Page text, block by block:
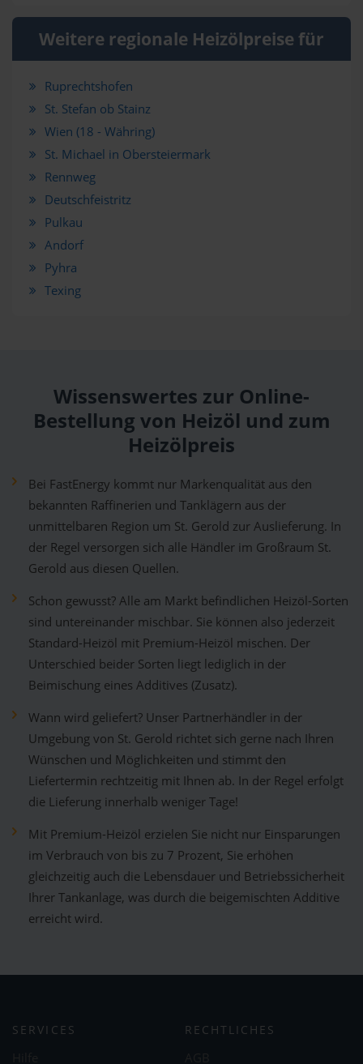
Weitere regionale Heizölpreise für
Ruprechtshofen
St. Stefan ob Stainz
Wien (18 - Währing)
St. Michael in Obersteiermark
Rennweg
Deutschfeistritz
Pulkau
Andorf
Pyhra
Texing
Wissenswertes zur Online-
Bestellung von Heizöl und zum
Heizölpreis
Bei FastEnergy kommt nur Markenqualität aus den
bekannten Raffinerien und Tanklägern aus der
unmittelbaren Region um St. Gerold zur Auslieferung. In
der Regel versorgen sich alle Händler im Großraum St.
Gerold aus diesen Quellen.
Schon gewusst? Alle am Markt befindlichen Heizöl-Sorten
sind untereinander mischbar. Sie können also jederzeit
Standard-Heizöl mit Premium-Heizöl mischen. Der
Unterschied beider Sorten liegt lediglich in der
Beimischung eines Additives (Zusatz).
Wann wird geliefert? Unser Partnerhändler in der
Umgebung von St. Gerold richtet sich gerne nach Ihren
Wünschen und Möglichkeiten und stimmt den
Liefertermin rechtzeitig mit Ihnen ab. In der Regel erfolgt
die Lieferung innerhalb weniger Tage!
Mit Premium-Heizöl erzielen Sie nicht nur Einsparungen
im Verbrauch von bis zu 7 Prozent, Sie erhöhen
gleichzeitig auch die Lebensdauer und Betriebssicherheit
Ihrer Tankanlage, was durch die beigemischten Additive
erreicht wird.
SERVICES RECHTLICHES